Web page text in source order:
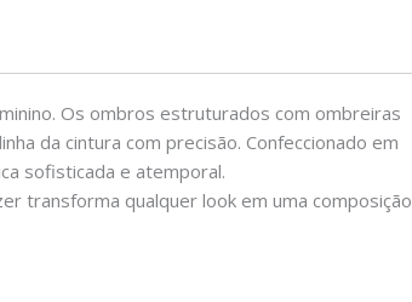
Os ombros estruturados com ombreiras
da cintura com precisão. Confeccionado em
sofisticada e atemporal.
transforma qualquer look em uma composição